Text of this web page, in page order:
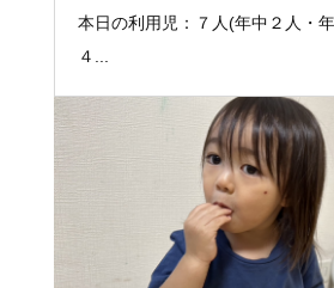
本日の利用児：７人(年中２人・
４...